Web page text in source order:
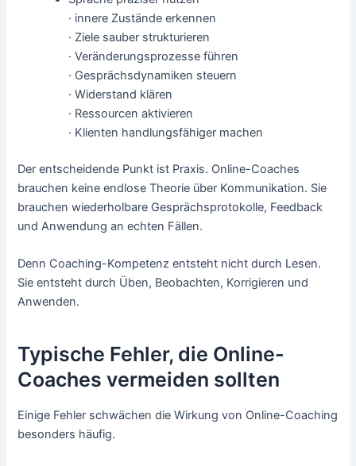
· innere Zustände erkennen
· Ziele sauber strukturieren
· Veränderungsprozesse führen
· Gesprächsdynamiken steuern
· Widerstand klären
· Ressourcen aktivieren
· Klienten handlungsfähiger machen
Der entscheidende Punkt ist Praxis. Online-Coaches
brauchen keine endlose Theorie über Kommunikation. Sie
brauchen wiederholbare Gesprächsprotokolle, Feedback
und Anwendung an echten Fällen.
Denn Coaching-Kompetenz entsteht nicht durch Lesen.
Sie entsteht durch Üben, Beobachten, Korrigieren und
Anwenden.
Typische Fehler, die Online-
Coaches vermeiden sollten
Einige Fehler schwächen die Wirkung von Online-Coaching
besonders häufig.